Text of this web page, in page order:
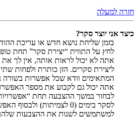
חזרה למעלה
כיצד אני יוצר סקר?
בזמן שליחת נושא חדש או עריכת
לחץ על התווית “יצירת סקר” תחת
אתה לא יכול לראות אותה, אין לך
ליצירת סקרים. הזן כותרת ולפחות
המתאימים וודא שכל אפשרות
אתה יכול גם לקבוע את מספר
לבחור במשך ההצבעה תחת
לסקר בימים (0 לצמיתות)
למשתמשים לשנות את ההצבעות